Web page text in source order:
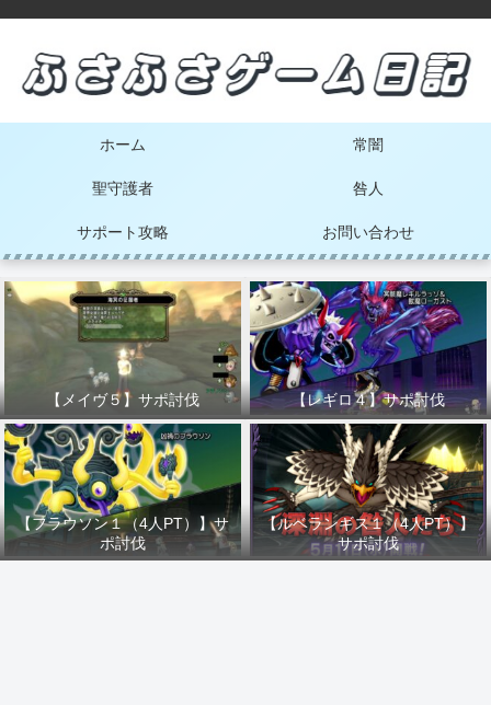
ホーム 常闇
聖守護者 咎人
サポート攻略 お問い合わせ
【メイヴ５】サポ討伐 【レギロ４】サポ討伐
【フラウソン１（4人PT）】サ
ポ討伐
【ルベランギス１（4人PT）】
サポ討伐